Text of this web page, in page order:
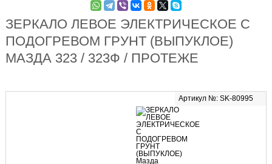
ЗЕРКАЛО ЛЕВОЕ ЭЛЕКТРИЧЕСКОЕ С
ПОДОГРЕВОМ ГРУНТ (ВЫПУКЛОЕ)
МАЗДА 323 / 323Ф / ПРОТЕЖЕ
Артикул №: SK-80995